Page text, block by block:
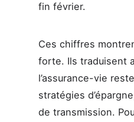
fin février.
Ces chiffres
forte. Ils traduisent
l’assurance-vie
stratégies
de transmission.